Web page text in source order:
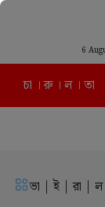
6
চা । রু । ল । তা
ভা | ই | রা | ল